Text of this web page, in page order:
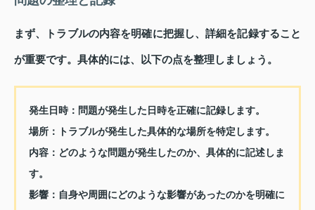
まず、トラブルの内容を明確に把握し、詳細を記録すること
が重要です。具体的には、以下の点を整理しましょう。
発生日時：問題が発生した日時を正確に記録します。
場所：トラブルが発生した具体的な場所を特定します。
内容：どのような問題が発生したのか、具体的に記述しま
す。
影響：自身や周囲にどのような影響があったのかを明確に